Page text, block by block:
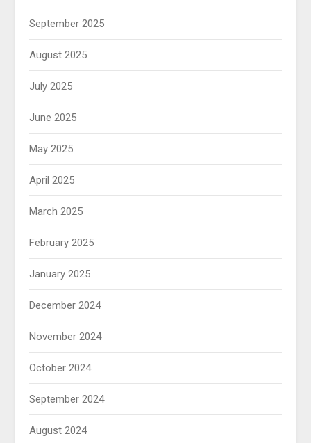
September 2025
August 2025
July 2025
June 2025
May 2025
April 2025
March 2025
February 2025
January 2025
December 2024
November 2024
October 2024
September 2024
August 2024